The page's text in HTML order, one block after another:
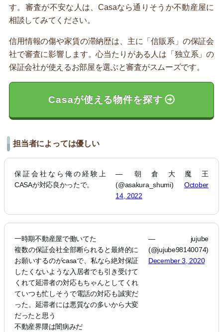
す。審査が不安な人は、Casaなら通りそうか不動産屋に
相談してみてください。
信用情報の傷や家賃の滞納歴は、主に「信販系」の保証会
社で審査に影響します。心当たりがある人は「独立系」の
保証会社が使えるお部屋を選ぶと審査がスムーズです。
Casaが使える物件を探す
担当者によっては優しい
保証会社なら俺の経験上
CASAが対応良かったで。
— 朝倉大魔王
(@asakura_shumi)October
14, 2022
一時期不動産屋で働いてた
複数の保証会社全部断られると最終的に
お願いするのがcasaで、私なら絶対保証
したくないような入居者でも引き受けて
くれて延滞者の対応もちゃんとしてくれ
ていつも忙しそうで電話の対応も誠実だ
った。延滞者には悪質なの多いから大変
だったと思う
不動産界隈は闇病みだ
— jujube
(@jujube98140074)
December 3, 2020